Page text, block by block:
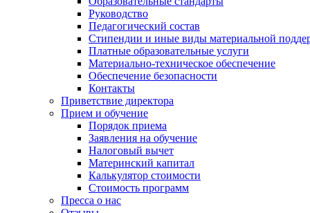
Руководство
Педагогический состав
Стипендии и иные виды материальной
Платные образовательные услуги
Материально-техническое обеспечение
Обеспечение безопасности
Контакты
Приветствие директора
Прием и обучение
Порядок приема
Заявления на обучение
Налоговый вычет
Материнский капитал
Калькулятор стоимости
Стоимость программ
Пресса о нас